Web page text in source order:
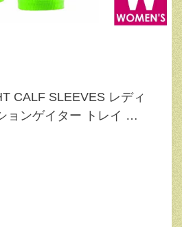
CALF SLEEVES レディ
ョンゲイター トレイ …